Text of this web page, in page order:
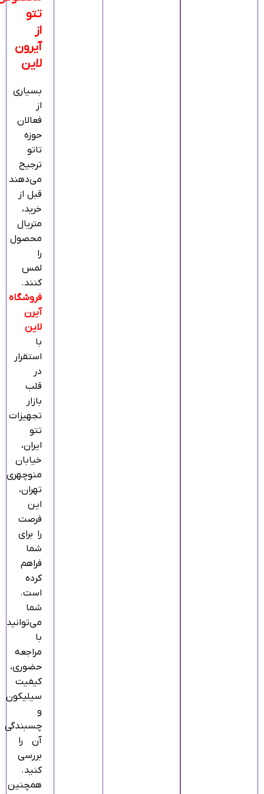
تتو
از
آیرون
لاین
بسیاری
از
فعالان
حوزه
تاتو
ترجیح
می‌دهند
قبل از
خرید،
متریال
محصول
را
لمس
کنند.
فروشگاه
آیرن
لاین
با
استقرار
در
قلب
بازار
تجهیزات
تتو
ایران،
خیابان
منوچهری
تهران،
این
فرصت
را برای
شما
فراهم
کرده
است.
شما
می‌توانید
با
مراجعه
حضوری،
کیفیت
سیلیکون
و
چسبندگی
آن را
بررسی
کنید.
همچنین